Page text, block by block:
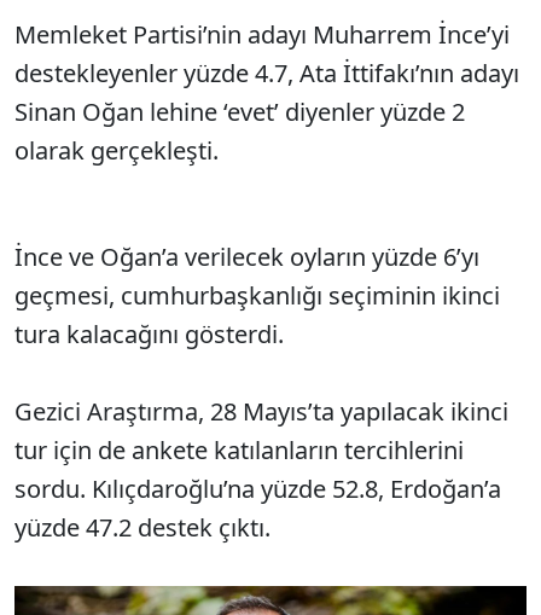
Memleket Partisi’nin adayı Muharrem İnce’yi
destekleyenler yüzde 4.7, Ata İttifakı’nın adayı
Sinan Oğan lehine ‘evet’ diyenler yüzde 2
olarak gerçekleşti.
İnce ve Oğan’a verilecek oyların yüzde 6’yı
geçmesi, cumhurbaşkanlığı seçiminin ikinci
tura kalacağını gösterdi.
Gezici Araştırma, 28 Mayıs’ta yapılacak ikinci
tur için de ankete katılanların tercihlerini
sordu. Kılıçdaroğlu’na yüzde 52.8, Erdoğan’a
yüzde 47.2 destek çıktı.